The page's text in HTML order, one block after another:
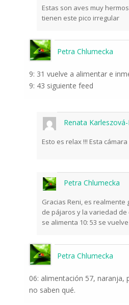
Estas son aves muy
tienen este pico irregular
Petra Chlumecka
9: 31 vuelve a alimentar e
9: 43 siguiente feed
Renata
Esto es relax !!! Esta
Petra Chlumecka
Gracias Reni, es
de pájaros y la variedad de
se alimenta 10: 53 se
Petra Chlumecka
06: alimentación 57, naranja,
no saben qué.